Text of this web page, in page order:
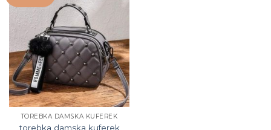
TOREBKA DAMSKA KUFEREK
torebka damska kuferek